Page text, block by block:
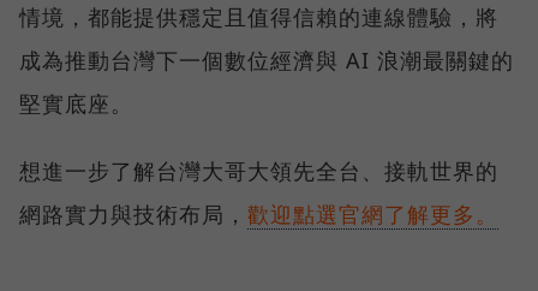
情境，都能提供穩定且值得信賴的連線體驗，將
成為推動台灣下一個數位經濟與 AI 浪潮最關鍵的
堅實底座。
想進一步了解台灣大哥大領先全台、接軌世界的
網路實力與技術布局， 歡迎點選官網了解更多。